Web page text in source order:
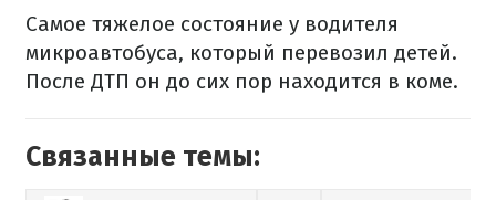
Самое тяжелое состояние у водителя
микроавтобуса, который перевозил детей.
После ДТП он до сих пор находится в коме.
Связанные темы: